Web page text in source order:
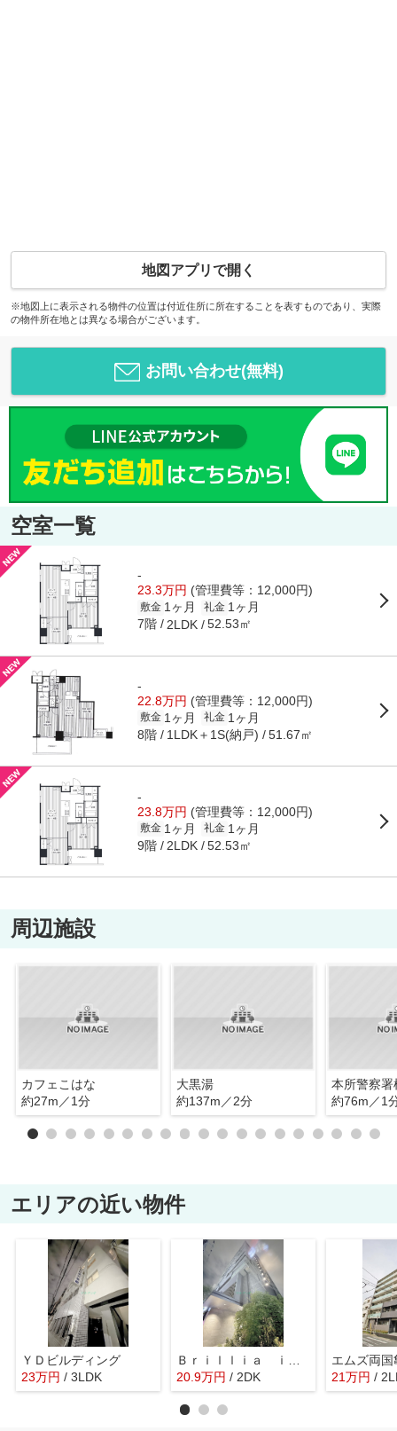
地図アプリで開く
※地図上に表示される物件の位置は付近住所に所在することを表すものであり、実際
の物件所在地とは異なる場合がございます。
お問い合わせ(無料)
空室一覧
-
23.3万円 (管理費等：12,000円)
敷金 1ヶ月 礼金 1ヶ月
7階 2LDK 52.53㎡
-
22.8万円 (管理費等：12,000円)
敷金 1ヶ月 礼金 1ヶ月
8階 1LDK＋1S(納戸) 51.67㎡
-
23.8万円 (管理費等：12,000円)
敷金 1ヶ月 礼金 1ヶ月
9階 2LDK 52.53㎡
周辺施設
カフェこはな
約27m／1分
大黒湯
約137m／2分
本所警察署
約76m／1
エリアの近い物件
ＹＤビルディング
23万円 / 3LDK
20.9万円 / 2DK
エムズ両国
21万円 /